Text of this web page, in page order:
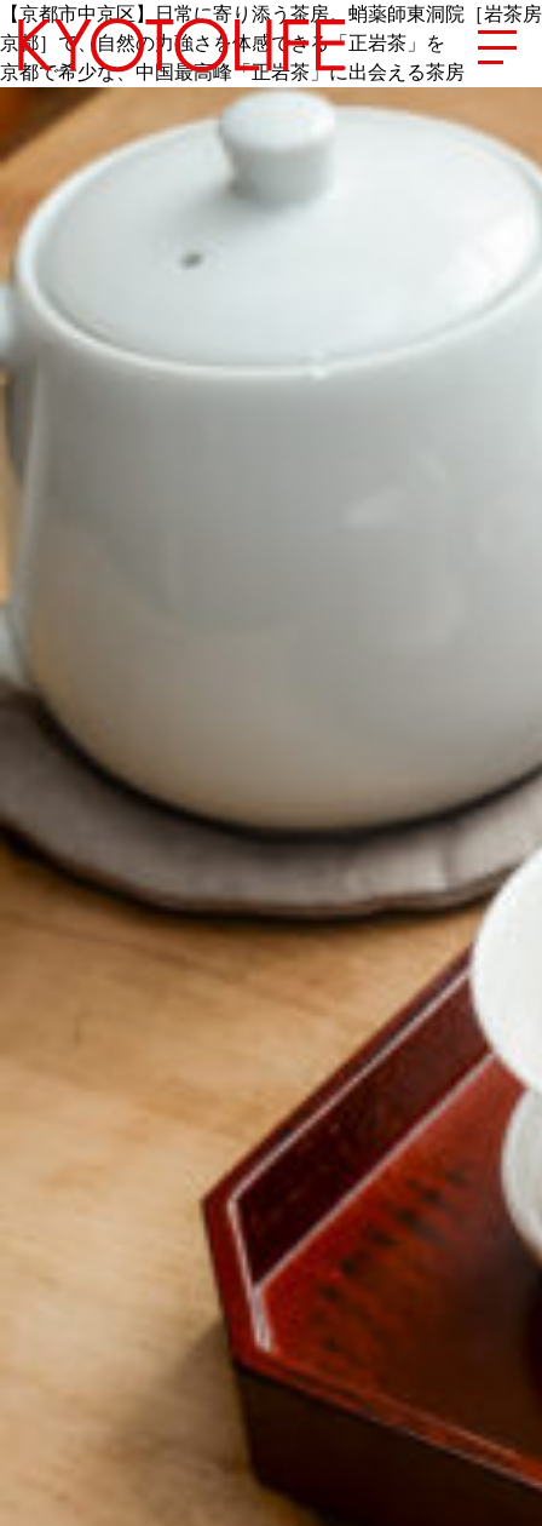
エリアから探す
地図から探す
カテゴリーから探す
SPECIAL
Instagram
チケットプレゼント応募
MAIN MENU
京都おやつクラブ
私と店のはなし
今月の京みやげ
京都の書店
CULTURE
【京都市中京区】日常に寄り添う茶房。蛸薬師東洞院［岩茶房
京都］で、自然の力強さを体感できる「正岩茶」を
京都で希少な、中国最高峰「正岩茶」に出会える茶房